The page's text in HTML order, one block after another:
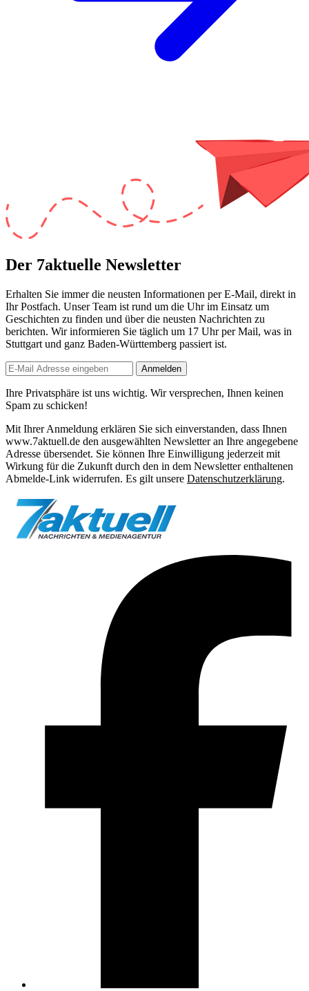
Der 7aktuelle Newsletter
Erhalten Sie immer die neusten Informationen per E-Mail, direkt in
Ihr Postfach. Unser Team ist rund um die Uhrim Einsatz um
Geschichten zu finden und über die neusten Nachrichten zu
berichten. Wir informieren Sie täglich um 17 Uhrper Mail, was in
Stuttgart und ganz Baden-Württemberg passiert ist.
Anmelden
Ihre Privatsphäre ist uns wichtig. Wir versprechen, Ihnen keinen
Spam zu schicken!
Mit Ihrer Anmeldung erklären Sie sich einverstanden, dass Ihnen
www.7aktuell.de den ausgewählten Newsletter an Ihre angegebene
Adresse übersendet. Sie können Ihre Einwilligung jederzeit mit
Wirkung für die Zukunft durch den in dem Newsletter enthaltenen
Abmelde-Link widerrufen. Es gilt unsere Datenschutzerklärung.